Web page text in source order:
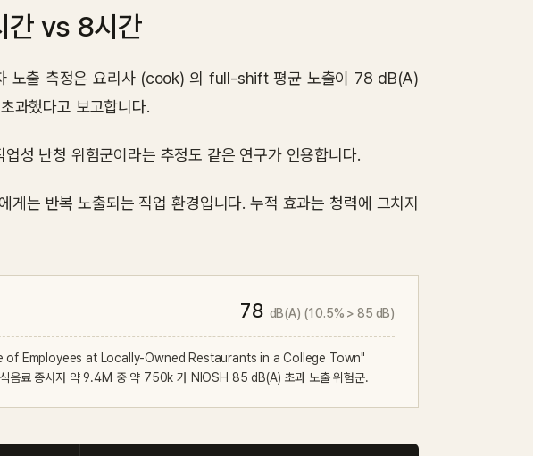
간 vs 8시간
출 측정은 요리사 (cook) 의 full-shift 평균 노출이 78 dB(A)
과했다고 보고합니다.
성 난청 위험군이라는 추정도 같은 연구가 인용합니다.
게는 반복 노출되는 직업 환경입니다. 누적 효과는 청력에 그치지
78 dB(A) (10.5% > 85 dB)
Employees at Locally-Owned Restaurants in a College Town"
료 종사자 약 9.4M 중 약 750k 가 NIOSH 85 dB(A) 초과 노출 위험군.